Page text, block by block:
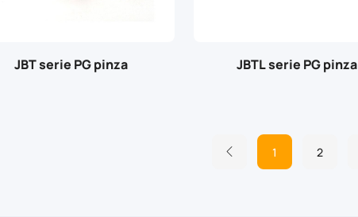
JBT serie PG pinza JBTL serie PG pinza
1 2